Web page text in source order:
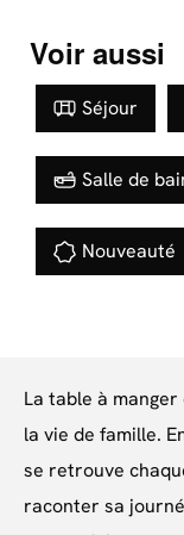
Voir aussi
Séjour
Salle de
Nouveauté
La table à
la vie de famille.
se retrouve
raconter sa